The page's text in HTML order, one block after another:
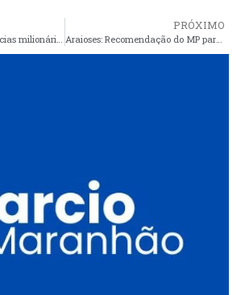
MP-SP mira transferências milionárias em contas operadas por Salles
PRÓXIMO
Araioses: Recomendação do MP para uso dos dois hospitais e separar pacientes do Covid 19 dos demais pode não ser suficiente